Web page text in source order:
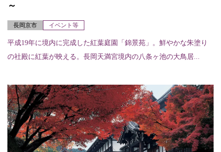
～
長岡京市 イベント等
平成19年に境内に完成した紅葉庭園「錦景苑」。鮮やかな朱塗り
の社殿に紅葉が映える。長岡天満宮境内の八条ヶ池の大鳥居...